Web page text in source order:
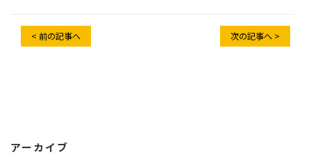
< 前の記事へ 次の記事へ >
アーカイブ